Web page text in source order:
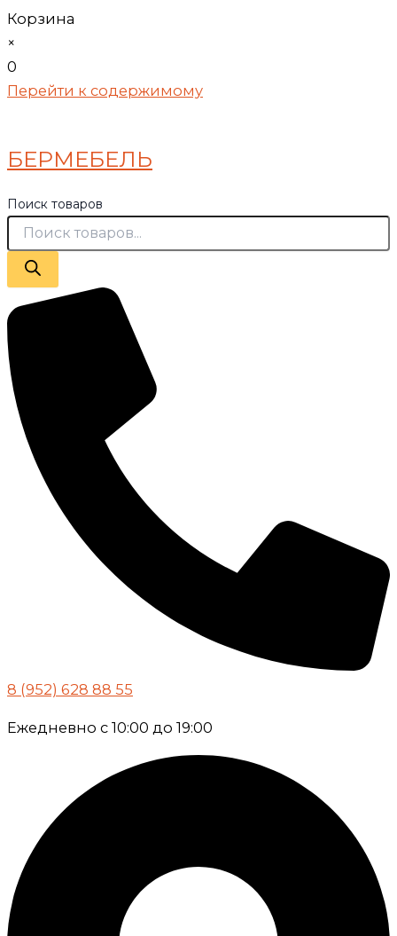
Корзина
×
0
Перейти к содержимому
БЕРМЕБЕЛЬ
Поиск товаров
8 (952) 628 88 55
Ежедневно с 10:00 до 19:00